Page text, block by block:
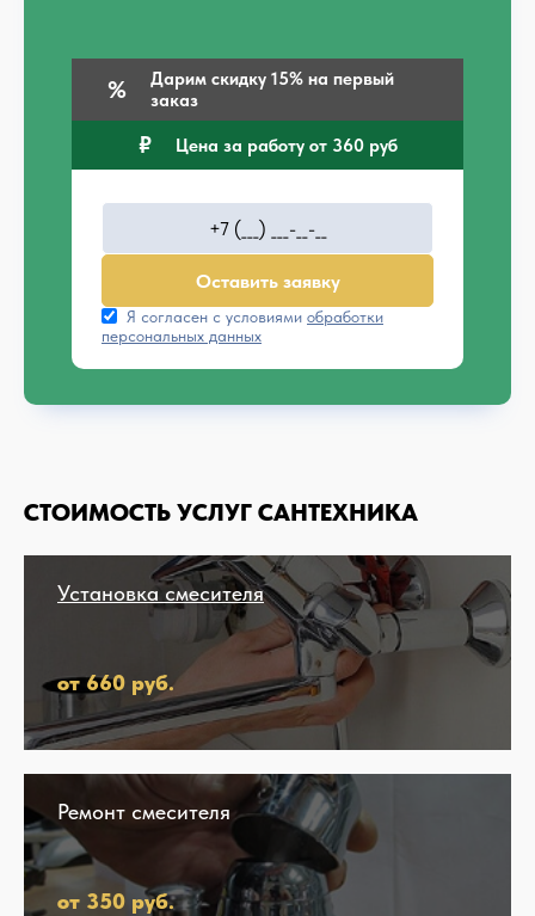
Дарим скидку 15% на первый
заказ
Цена за работу от 360 руб
Оставить заявку
Я согласен с условиями обработки
персональных данных
СТОИМОСТЬ УСЛУГ САНТЕХНИКА
Установка смесителя
от 660 руб.
Ремонт смесителя
от 350 руб.